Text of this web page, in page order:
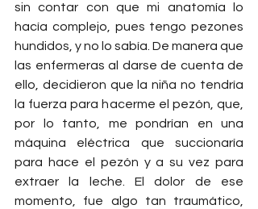
sin contar con que mi anatomía lo
hacía complejo, pues tengo pezones
hundidos, y no lo sabía. De manera que
las enfermeras al darse de cuenta de
ello, decidieron que la niña no tendría
la fuerza para hacerme el pezón, que,
por lo tanto, me pondrían en una
máquina eléctrica que succionaría
para hace el pezón y a su vez para
extraer la leche. El dolor de ese
momento, fue algo tan traumático,